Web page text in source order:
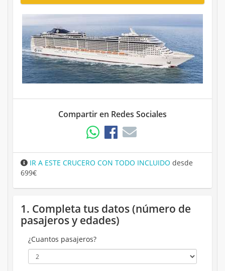
Compartir en Redes Sociales
IR A ESTE CRUCERO CON TODO INCLUIDO desde
699€
1. Completa tus datos (número de
pasajeros y edades)
¿Cuantos pasajeros?